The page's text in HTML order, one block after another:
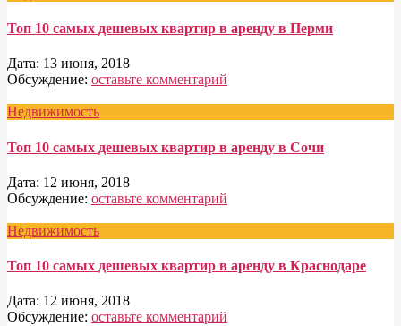
Топ 10 самых дешевых квартир в аренду в Перми
Дата: 13 июня, 2018
Обсуждение: оставьте комментарий
Недвижимость
Топ 10 самых дешевых квартир в аренду в Сочи
Дата: 12 июня, 2018
Обсуждение: оставьте комментарий
Недвижимость
Топ 10 самых дешевых квартир в аренду в Краснодаре
Дата: 12 июня, 2018
Обсуждение: оставьте комментарий